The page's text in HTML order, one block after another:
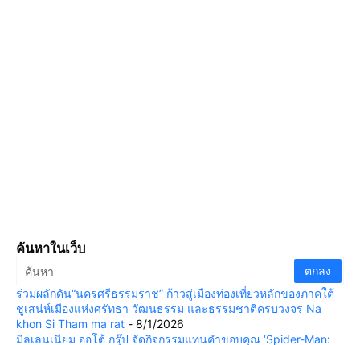
ค้นหาในเว็บ
ร่วมผลักดัน“นครศรีธรรมราช” ก้าวสู่เมืองท่องเที่ยวหลักของภาคใต้
ชูเสน่ห์เมืองแห่งศรัทธา วัฒนธรรม และธรรมชาติครบวงจร Na
khon Si Tham ma rat - 8/1/2026
มิลเลนเนียม ออโต้ กรุ๊ป จัดกิจกรรมแทนคำขอบคุณ ‘Spider-Man: